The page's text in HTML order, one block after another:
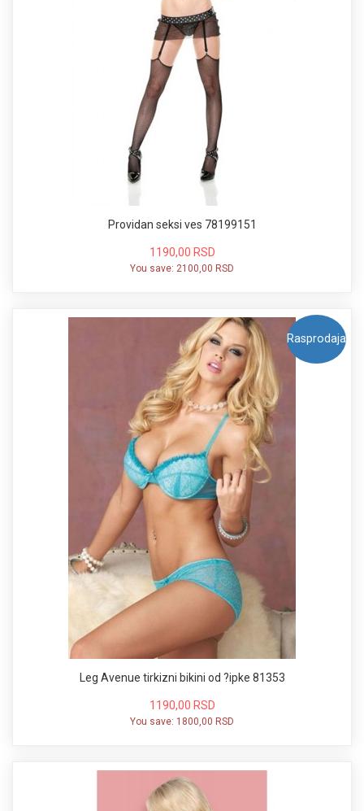
Providan seksi ves 78199151
1190,00 RSD
You save: 2100,00 RSD
Rasprodaja
Leg Avenue tirkizni bikini od ?ipke 81353
1190,00 RSD
You save: 1800,00 RSD